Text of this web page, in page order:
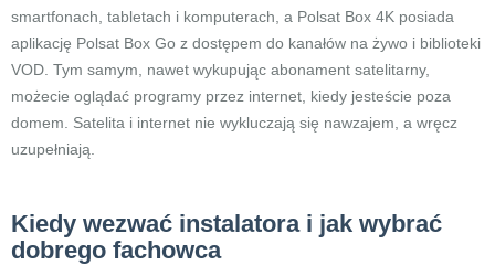
smartfonach, tabletach i komputerach, a Polsat Box 4K posiada
aplikację Polsat Box Go z dostępem do kanałów na żywo i biblioteki
VOD. Tym samym, nawet wykupując abonament satelitarny,
możecie oglądać programy przez internet, kiedy jesteście poza
domem. Satelita i internet nie wykluczają się nawzajem, a wręcz
uzupełniają.
Kiedy wezwać instalatora i jak wybrać
dobrego fachowca